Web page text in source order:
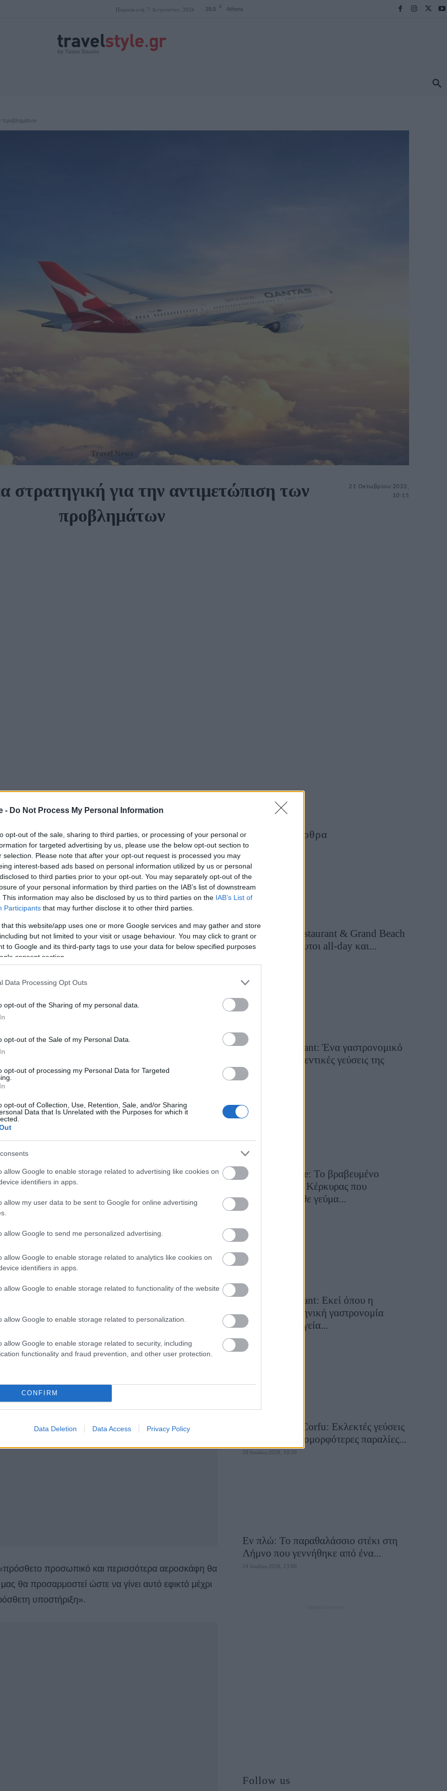
- Do Not Process My Personal Information
opt-out of the sale, sharing to third parties, or processing of your personal or
for targeted advertising by us, please use the below opt-out section to
selection. Please note that after your opt-out request is processed you may
interest-based ads based on personal information utilized by us or personal
to third parties prior to your opt-out. You may separately opt-out of the
of your personal information by third parties on the IAB’s list of downstream
This information may also be disclosed by us to third parties on the IAB’s List of
Participants that may further disclose it to other third parties.
that this website/app uses one or more Google services and may gather and store
but not limited to your visit or usage behaviour. You may click to grant or
to Google and its third-party tags to use your data for below specified purposes
consent section.
Data Processing Opt Outs
opt-out of the Sharing of my personal data.
opt-out of the Sale of my Personal Data.
opt-out of processing my Personal Data for Targeted
opt-out of Collection, Use, Retention, Sale, and/or Sharing
Data that Is Unrelated with the Purposes for which it
allow Google to enable storage related to advertising like cookies on
identifiers in apps.
allow my user data to be sent to Google for online advertising
allow Google to send me personalized advertising.
allow Google to enable storage related to analytics like cookies on
identifiers in apps.
allow Google to enable storage related to functionality of the website
allow Google to enable storage related to personalization.
allow Google to enable storage related to security, including
functionality and fraud prevention, and other user protection.
CONFIRM
Data Deletion Data Access Privacy Policy
Παρασκευή, 7 Αυγούστου, 2026 28.5 C Athens
προβλημάτων
Travel News
στρατηγική για την αντιμετώπιση των
προβλημάτων
21 Οκτωβρίου 2022,
10:15
για την αντιμετώπιση των διαταραχών στις
καιρό, συμπεριλαμβανομένης της μείωσης
ένα πέμπτο και της δαπάνης επιπλέον 200
-
αεροπλάνα της για να αποφύγει ακυρώσεις και
από 4% τον Αύγουστο σε 2,4% τον Σεπτέμβριο και
Άλαν Τζόις, δήλωσε ότι λόγω των επιπτώσεων
λειτουργικό απόθεμα από ό,τι στο παρελθόν».
«πρόσθετο προσωπικό και περισσότερα αεροσκάφη θα
θα προσαρμοστεί ώστε να γίνει αυτό εφικτό μέχρι
υποστήριξη».
Τελευταία Άρθρα
Grand Asia Restaurant & Grand Beach
Club: Οι απόλυτοι all-day και...
Tsapis Restaurant: Ένα γαστρονομικό
ταξίδι στις αυθεντικές γεύσεις της
Σίφνου!
Toula’s Seaside: Το βραβευμένο
εστιατόριο της Κέρκυρας που
μετατρέπει κάθε γεύμα...
28 Ιουλίου 2026, 11:05
Cavos Restaurant: Εκεί όπου η
αυθεντική ελληνική γαστρονομία
συναντά τη μαγεία...
28 Ιουλίου 2026, 10:58
Aiolia Avlaki Corfu: Εκλεκτές γεύσεις
σε μία από τις ομορφότερες παραλίες...
28 Ιουλίου 2026, 10:50
Εν πλώ: Το παραθαλάσσιο στέκι στη
Λήμνο που γεννήθηκε από ένα...
24 Ιουλίου 2026, 13:00
Follow us